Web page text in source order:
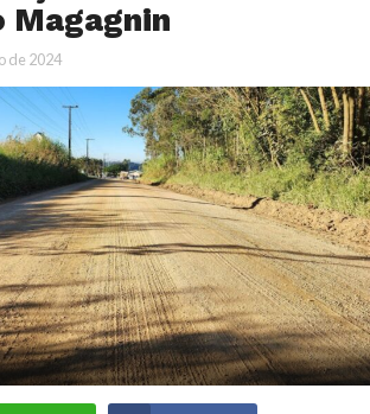
Magagnin
de 2024